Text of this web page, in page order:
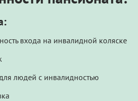
входа на инвалидной коляске
людей с инвалидностью